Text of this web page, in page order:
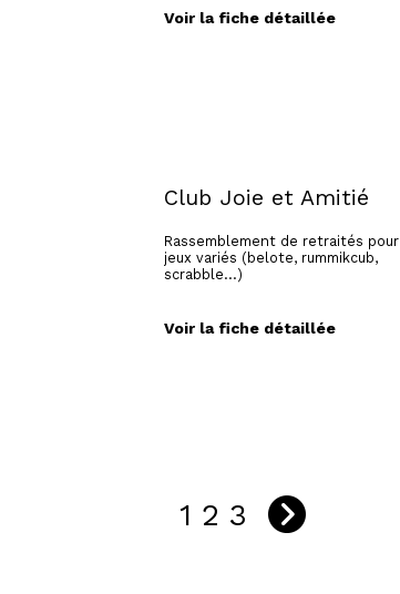
trompette et trombone), de
Voir la fiche détaillée
Club Joie et Amitié
Rassemblement de retraités pour
jeux variés (belote, rummikcub,
scrabble...)
Voir la fiche détaillée
1 2 3